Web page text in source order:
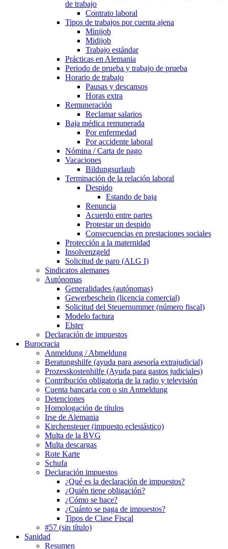
de trabajo
Contrato laboral
Tipos de trabajos por cuenta ajena
Minijob
Midijob
Trabajo estándar
Prácticas en Alemania
Periodo de prueba y trabajo de prueba
Horario de trabajo
Pausas y descansos
Horas extra
Remuneración
Reclamar salarios
Baja médica remunerada
Por enfermedad
Por accidente laboral
Nómina / Carta de pago
Vacaciones
Bildungsurlaub
Terminación de la relación laboral
Despido
Estando de baja
Renuncia
Acuerdo entre partes
Protestar un despido
Consecuencias en prestaciones sociales
Protección a la maternidad
Insolvenzgeld
Solicitud de paro (ALG I)
Sindicatos alemanes
Autónomas
Generalidades (autónomas)
Gewerbeschein (licencia comercial)
Solicitud del Steuernummer (número fiscal)
Modelo factura
Elster
Declaración de impuestos
Burocracia
Anmeldung / Abmeldung
Beratungshilfe (ayuda para asesoría extrajudicial)
Prozesskostenhilfe (Ayuda para gastos judiciales)
Contribución obligatoria de la radio y televisión
Cuenta bancaria con o sin Anmeldung
Detenciones
Homologación de títulos
Irse de Alemania
Kirchensteuer (impuesto eclesiástico)
Multa de la BVG
Multa descargas
Rote Karte
Schufa
Declaración impuestos
¿Qué es la declaración de impuestos?
¿Quién tiene obligación?
¿Cómo se hace?
¿Cuánto se paga de impuestos?
Tipos de Clase Fiscal
#57 (sin título)
Sanidad
Resumen